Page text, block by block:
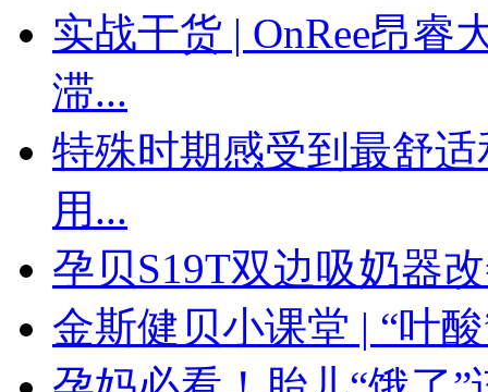
实战干货 | OnRee昂睿
滞...
特殊时期感受到最舒
用...
孕贝S19T双边吸奶器
金斯健贝小课堂 | “叶